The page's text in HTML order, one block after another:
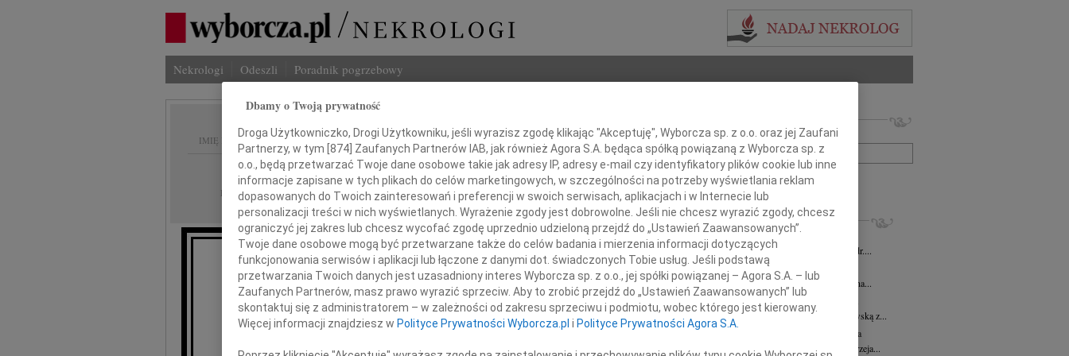
Nekrologi Odeszli Poradnik pogrzebowy
IMIĘ I NAZWISKO:
REGION: cała Polska
DATA EMISJI: 07.08.2009
Pogrążonemu w żałobie
prof. dr hab. Krzysztofowi Kostro
Imię i nazwisko lub numer ogłoszenia:
+ szukanie zaawansowane
INNE NEKROLOGI
Eugeniusz Butruk 07.08.2026
Z głębokim żalem żegnamy Pana Profesora dr....
Zenon Smolarek 07.08.2026
Z powodu śmierci Pana nadinspektora Zenona...
Wacława Myśliwska 07.08.2026
Z głębokim żalem żegnamy Wacławę Myśliwską z...
Andrzej Morozowski
cała Polska
Z głębokim smutkiem i żalem żegnamy Andrzeja...
Dbamy o Twoją prywatność
Droga Użytkowniczko, Drogi Użytkowniku, jeśli wyrazisz zgodę klikając "Akceptuję", Wyborcza sp. z o.o. oraz jej Zaufani
Partnerzy, w tym [874] Zaufanych Partnerów IAB, jak również Agora S.A. będąca spółką powiązaną z Wyborcza sp. z
o.o., będą przetwarzać Twoje dane osobowe takie jak adresy IP, adresy e-mail czy identyfikatory plików cookie lub inne
informacje zapisane w tych plikach do celów marketingowych, w szczególności na potrzeby wyświetlania reklam
dopasowanych do Twoich zainteresowań i preferencji w swoich serwisach, aplikacjach i w Internecie lub
personalizacji treści w nich wyświetlanych. Wyrażenie zgody jest dobrowolne. Jeśli nie chcesz wyrazić zgody, chcesz
ograniczyć jej zakres lub chcesz wycofać zgodę uprzednio udzieloną przejdź do „Ustawień Zaawansowanych”.
Twoje dane osobowe mogą być przetwarzane także do celów badania i mierzenia informacji dotyczących
funkcjonowania serwisów i aplikacji lub łączone z danymi dot. świadczonych Tobie usług. Jeśli podstawą
przetwarzania Twoich danych jest uzasadniony interes Wyborcza sp. z o.o., jej spółki powiązanej – Agora S.A. – lub
Zaufanych Partnerów, masz prawo wyrazić sprzeciw. Aby to zrobić przejdź do „Ustawień Zaawansowanych” lub
skontaktuj się z administratorem – w zależności od zakresu sprzeciwu i podmiotu, wobec którego jest kierowany.
Więcej informacji znajdziesz w Polityce Prywatności Wyborcza.pl i Polityce Prywatności Agora S.A.